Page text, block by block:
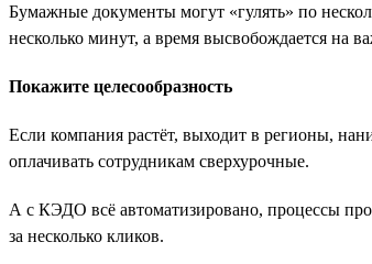
Бумажные документы могут «гулять» по
несколько минут, а время высвобождается на
Покажите целесообразность
Если компания растёт, выходит в регионы,
оплачивать сотрудникам сверхурочные.
А с КЭДО всё автоматизировано, процессы
за несколько кликов.